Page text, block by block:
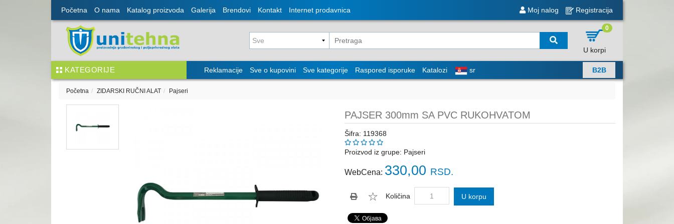
Početna O nama Katalog proizvoda Galerija Brendovi Kontakt Internet prodavnica Moj nalog Registracija
0
U korpi
KATEGORIJE Reklamacije Sve o kupovini Sve kategorije Raspored isporuke Katalozi sr B2B
Početna ZIDARSKI RUČNI ALAT Pajseri
PAJSER 300mm SA PVC RUKOHVATOM
Šifra: 119368
Proizvod iz grupe: Pajseri
WebCena: 330,00 RSD.
Količina U korpu